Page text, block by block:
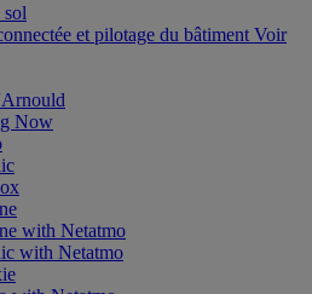
sol
et pilotage du bâtiment Voir
Now
with Netatmo
with Netatmo